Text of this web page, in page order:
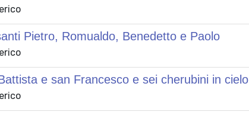
Pietro, Romualdo, Benedetto e Paolo
e san Francesco e sei cherubini in cielo